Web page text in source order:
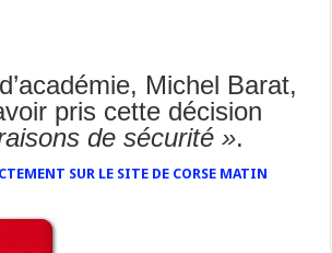
Michel Barat,
pris cette décision
de sécurité ».
SUR LE SITE DE CORSE MATIN